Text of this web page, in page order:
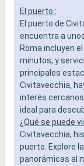
El puerto :
El puerto de
encuentra a
Roma incluyen
minutos, y
principales
Civitavecchia,
interés
ideal para
¿Qué se puede
Civitavecchia,
puerto. Explore
panorámicas al